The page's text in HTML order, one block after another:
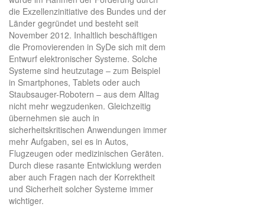
die Exzellenzinitiative des Bundes und der
Länder gegründet und besteht seit
November 2012. Inhaltlich beschäftigen
die Promovierenden in SyDe sich mit dem
Entwurf elektronischer Systeme. Solche
Systeme sind heutzutage – zum Beispiel
in Smartphones, Tablets oder auch
Staubsauger-Robotern – aus dem Alltag
nicht mehr wegzudenken. Gleichzeitig
übernehmen sie auch in
sicherheitskritischen Anwendungen immer
mehr Aufgaben, sei es in Autos,
Flugzeugen oder medizinischen Geräten.
Durch diese rasante Entwicklung werden
aber auch Fragen nach der Korrektheit
und Sicherheit solcher Systeme immer
wichtiger.